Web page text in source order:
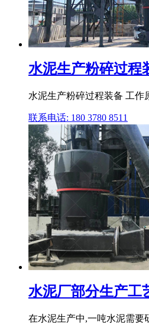
水泥生产粉碎过程
水泥生产粉碎过程装备 工作
联系电话: 180 3780 8511
水泥厂部分生产工
在水泥生产中,一吨水泥需要